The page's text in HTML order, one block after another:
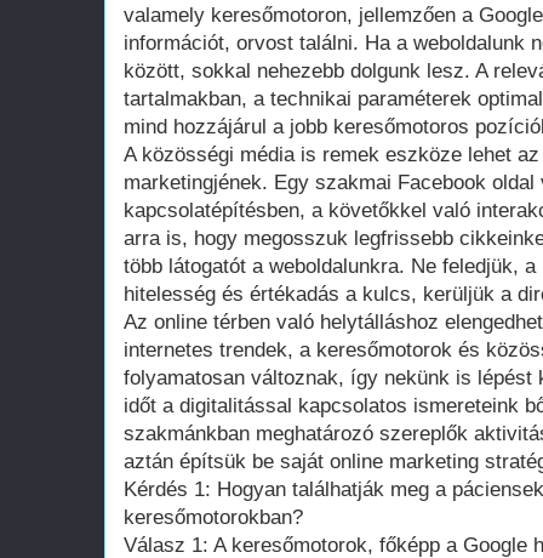
valamely keresőmotoron, jellemzően a
információt, orvost találni. Ha a weboldalunk
között, sokkal nehezebb dolgunk lesz. A
tartalmakban, a technikai paraméterek
mind hozzájárul a jobb keresőmotoros
A közösségi média is remek eszköze lehet
marketingjének. Egy szakmai Facebook
kapcsolatépítésben, a követőkkel való
arra is, hogy megosszuk legfrissebb
több látogatót a weboldalunkra. Ne feledjük,
hitelesség és értékadás a kulcs, kerüljük a
Az online térben való helytálláshoz
internetes trendek, a keresőmotorok és
folyamatosan változnak, így nekünk is lépést
időt a digitalitással kapcsolatos ismereteink
szakmánkban meghatározó szereplők
aztán építsük be saját online marketing
Kérdés 1: Hogyan találhatják meg a
keresőmotorokban?
Válasz 1: A keresőmotorok, főképp a Google